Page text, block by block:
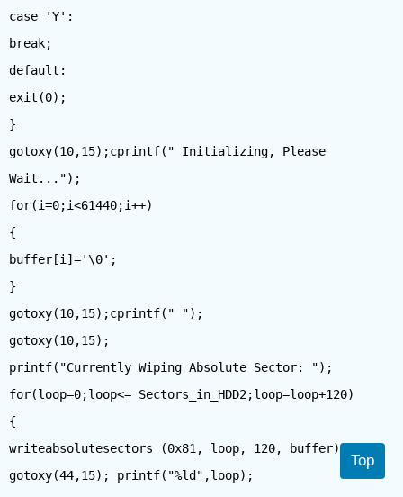
case 'Y':
break;
default:
exit(0);
}
gotoxy(10,15);cprintf(" Initializing, Please
Wait...");
for(i=0;i<61440;i++)
{
buffer[i]='\0';
}
gotoxy(10,15);cprintf(" ");
gotoxy(10,15);
printf("Currently Wiping Absolute Sector: ");
for(loop=0;loop<= Sectors_in_HDD2;loop=loop+120)
{
writeabsolutesectors (0x81, loop, 120, buffer);
gotoxy(44,15); printf("%ld",loop);
Top